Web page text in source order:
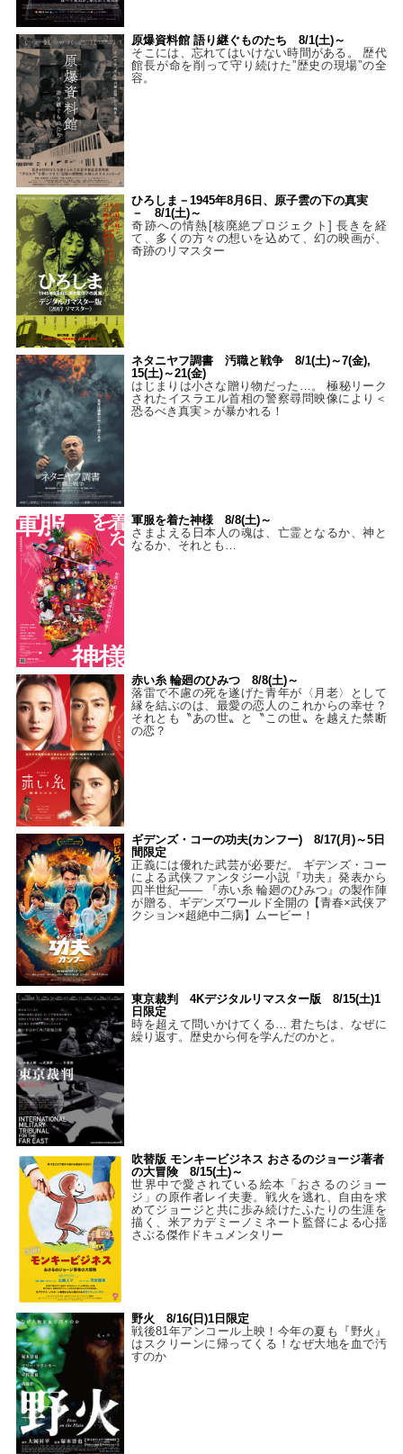
原爆資料館 語り継ぐものたち 8/1(土)～
そこには、忘れてはいけない時間がある。 歴代
館長が命を削って守り続けた”歴史の現場”の全
容。
ひろしま－1945年8月6日、原子雲の下の真実
－ 8/1(土)～
奇跡への情熱[核廃絶プロジェクト] 長きを経
て、多くの方々の想いを込めて、幻の映画が、
奇跡のリマスター
ネタニヤフ調書 汚職と戦争 8/1(土)～7(金),
15(土)～21(金)
はじまりは小さな贈り物だった…。 極秘リーク
されたイスラエル首相の警察尋問映像により＜
恐るべき真実＞が暴かれる！
軍服を着た神様 8/8(土)～
さまよえる日本人の魂は、亡霊となるか、神と
なるか、それとも…
赤い糸 輪廻のひみつ 8/8(土)～
落雷で不慮の死を遂げた青年が〈月老〉として
縁を結ぶのは、最愛の恋人のこれからの幸せ？
それとも〝あの世〟と〝この世〟を越えた禁断
の恋？
ギデンズ・コーの功夫(カンフー) 8/17(月)～5日
間限定
正義には優れた武芸が必要だ。 ギデンズ・コー
による武侠ファンタジー小説『功夫』発表から
四半世紀―― 『赤い糸 輪廻のひみつ』の製作陣
が贈る、ギデンズワールド全開の【青春×武侠ア
クション×超絶中二病】ムービー！
東京裁判 4Kデジタルリマスター版 8/15(土)1
日限定
時を超えて問いかけてくる… 君たちは、なぜに
繰り返す。歴史から何を学んだのかと。
吹替版 モンキービジネス おさるのジョージ著者
の大冒険 8/15(土)～
世界中で愛されている絵本「おさるのジョー
ジ」の原作者レイ夫妻。戦火を逃れ、自由を求
めてジョージと共に歩み続けたふたりの生涯を
描く、米アカデミーノミネート監督による心揺
さぶる傑作ドキュメンタリー
野火 8/16(日)1日限定
戦後81年アンコール上映！今年の夏も『野火』
はスクリーンに帰ってくる！なぜ大地を血で汚
すのか